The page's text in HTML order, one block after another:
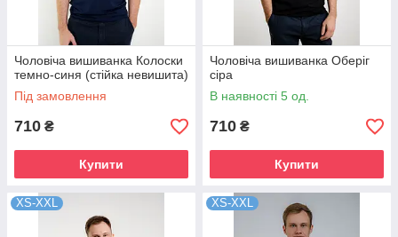
Чоловіча вишиванка Колоски
темно-синя (стійка невишита)
Під замовлення
710 ₴
Купити
Чоловіча вишиванка Оберіг
сіра
В наявності 5 од.
710 ₴
Купити
XS-XXL XS-XXL